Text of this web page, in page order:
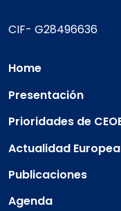
CIF- G28496636
Home
Presentación
Prioridades de
Actualidad Europea
Publicaciones
Agenda